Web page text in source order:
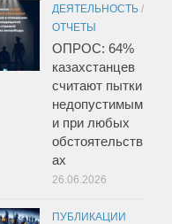
ДЕЯТЕЛЬНОСТЬ /
ОТЧЕТЫ
ОПРОС: 64%
казахстанцев
считают пытки
недопустимым
и при любых
обстоятельств
ах
26.06.2026
ПУБЛИКАЦИИ